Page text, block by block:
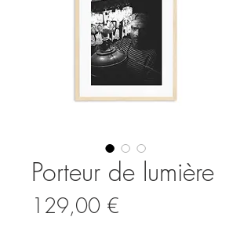
Porteur de lumière
129,00 €